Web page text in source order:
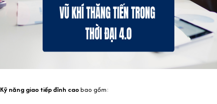
Kỹ năng giao tiếp đỉnh caobao gồm: